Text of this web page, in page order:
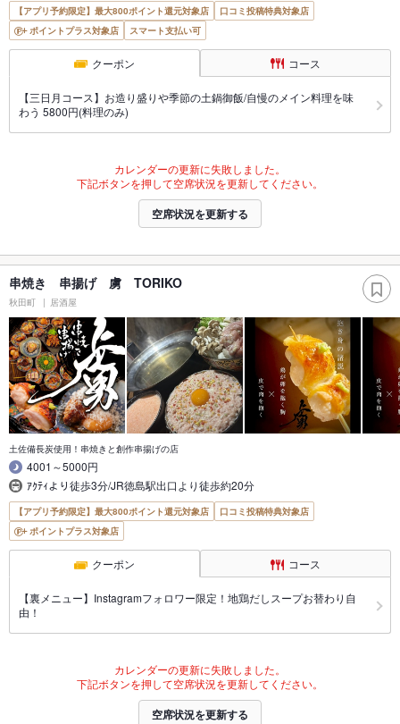
【アプリ予約限定】最大800ポイント還元対象店
口コミ投稿特典対象店
ポイントプラス対象店
スマート支払い可
クーポン コース
【三日月コース】お造り盛りや季節の土鍋御飯/自慢のメイン料理を味
わう 5800円(料理のみ)
カレンダーの更新に失敗しました。
下記ボタンを押して空席状況を更新してください。
空席状況を更新する
串焼き 串揚げ 虜 TORIKO
秋田町 居酒屋
土佐備長炭使用！串焼きと創作串揚げの店
4001～5000円
ｱｸﾃｨより徒歩3分/JR徳島駅出口より徒歩約20分
【アプリ予約限定】最大800ポイント還元対象店
口コミ投稿特典対象店
ポイントプラス対象店
クーポン コース
【裏メニュー】Instagramフォロワー限定！地鶏だしスープお替わり自
由！
カレンダーの更新に失敗しました。
下記ボタンを押して空席状況を更新してください。
空席状況を更新する